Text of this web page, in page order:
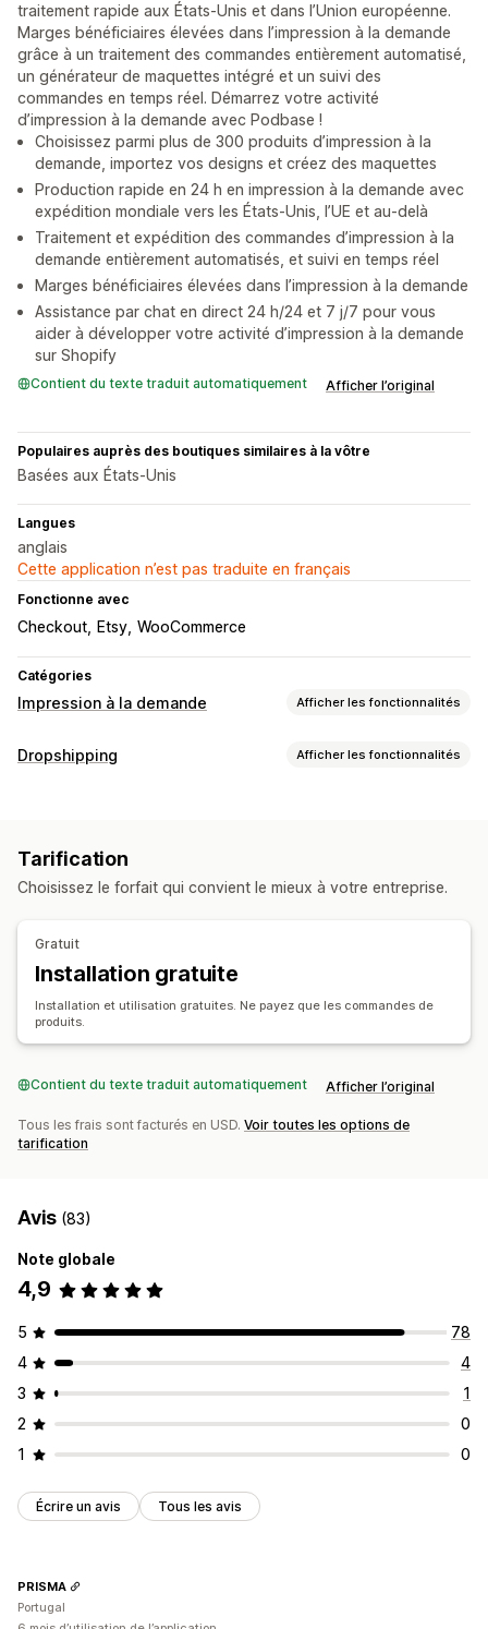
traitement rapide aux États-Unis et dans l’Union européenne.
Marges bénéficiaires élevées dans l’impression à la demande
grâce à un traitement des commandes entièrement automatisé,
un générateur de maquettes intégré et un suivi des
commandes en temps réel. Démarrez votre activité
d’impression à la demande avec Podbase !
Choisissez parmi plus de 300 produits d’impression à la
demande, importez vos designs et créez des maquettes
Production rapide en 24 h en impression à la demande avec
expédition mondiale vers les États-Unis, l’UE et au-delà
Traitement et expédition des commandes d’impression à la
demande entièrement automatisés, et suivi en temps réel
Marges bénéficiaires élevées dans l’impression à la demande
Assistance par chat en direct 24 h/24 et 7 j/7 pour vous
aider à développer votre activité d’impression à la demande
sur Shopify
Contient du texte traduit automatiquement Afficher l’original
Populaires auprès des boutiques similaires à la vôtre
Basées aux États-Unis
Langues
anglais
Cette application n’est pas traduite en français
Fonctionne avec
Checkout Etsy WooCommerce
Catégories
Impression à la demande Afficher les fonctionnalités
Personnalisation de produit
Modèles personnalisés
Impression intégrale
Décoration d’intérieur
Art mural
Options d’expédition
Étiquette anonyme
Traitement des commandes à l’international
Mises à jour en temps réel Tarification inclusive
Suivi des commandes
Dropshipping Afficher les fonctionnalités
Art et loisirs créatifs
Tarification
Choisissez le forfait qui convient le mieux à votre entreprise.
Gratuit
Installation gratuite
Installation et utilisation gratuites. Ne payez que les commandes de
produits.
Contient du texte traduit automatiquement Afficher l’original
Tous les frais sont facturés en USD. Voir toutes les options de
tarification
Avis (83)
Note globale
4,9
5
78
4
4
3
1
2
0
1
0
Écrire un avis Tous les avis
PRISMA
Portugal